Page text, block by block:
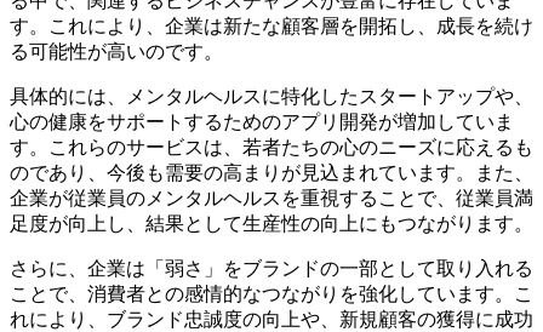
す。これにより、企業は新たな顧客層を開拓し、成長を続け
る可能性が高いのです。
具体的には、メンタルヘルスに特化したスタートアップや、
心の健康をサポートするためのアプリ開発が増加していま
す。これらのサービスは、若者たちの心のニーズに応えるも
のであり、今後も需要の高まりが見込まれています。また、
企業が従業員のメンタルヘルスを重視することで、従業員満
足度が向上し、結果として生産性の向上にもつながります。
さらに、企業は「弱さ」をブランドの一部として取り入れる
ことで、消費者との感情的なつながりを強化しています。こ
れにより、ブランド忠誠度の向上や、新規顧客の獲得に成功